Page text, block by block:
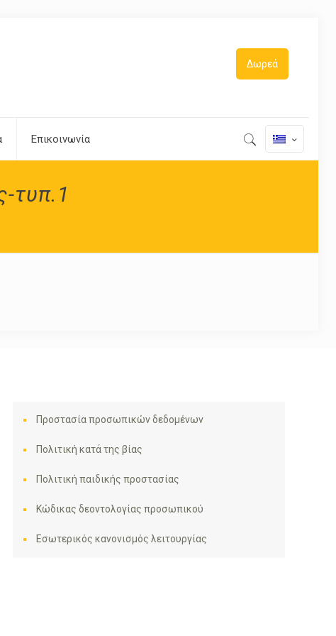
Επικοινωνία
Δωρεά
τυπ.1
Προστασία προσωπικών δεδομένων
Πολιτική κατά της βίας
Πολιτική παιδικής προστασίας
Κώδικας δεοντολογίας προσωπικού
Εσωτερικός κανονισμός λειτουργίας